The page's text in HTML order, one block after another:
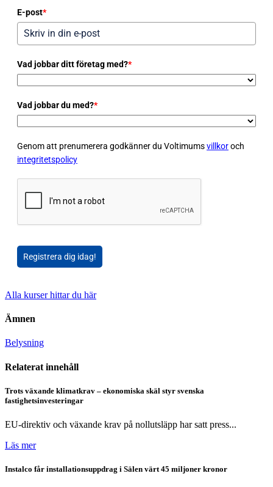
E-post*
Vad jobbar ditt företag med?*
Vad jobbar du med?*
Genom att prenumerera godkänner du Voltimumsvillkoroch
integritetspolicy
Registrera dig idag!
Alla kurser hittar du här
Ämnen
Belysning
Relaterat innehåll
Trots växande klimatkrav – ekonomiska skäl styr svenska
fastighetsinvesteringar
EU-direktiv och växande krav på nollutsläpp har satt press...
Läs mer
Instalco får installationsuppdrag i Sälen värt 45 miljoner kronor